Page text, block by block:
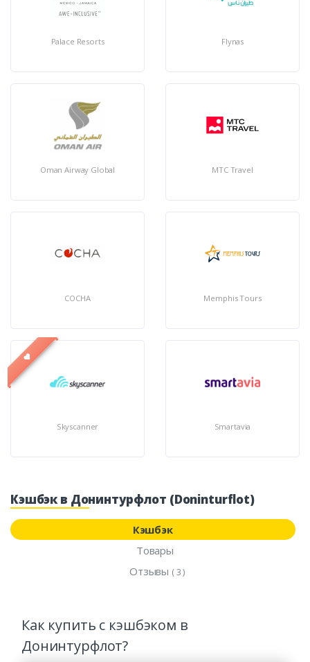
Palace Resorts Flynas
Oman Airway Global МТС Travel
COCHA Memphis Tours
Skyscanner Smartavia
Кэшбэк в Донинтурфлот (Doninturflot)
Кэшбэк
Товары
Отзывы ( 3 )
Как купить с кэшбэком в
Донинтурфлот?